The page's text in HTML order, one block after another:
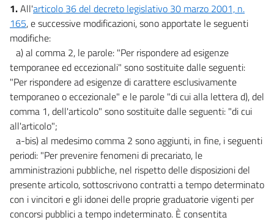
13
1.All'articolo 36 del decreto legislativo 30 marzo 2001, n.
165, e successive modificazioni, sono apportate le seguenti
modifiche:
a) al comma 2, le parole: "Per rispondere ad esigenze
temporanee ed eccezionali" sono sostituite dalle seguenti:
"Per rispondere ad esigenze di carattere esclusivamente
temporaneo o eccezionale" e le parole "di cui alla lettera d), del
comma 1, dell'articolo" sono sostituite dalle seguenti: "di cui
all'articolo";
a-bis) al medesimo comma 2 sono aggiunti, in fine, i seguenti
periodi: "Per prevenire fenomeni di precariato, le
amministrazioni pubbliche, nel rispetto delle disposizioni del
presente articolo, sottoscrivono contratti a tempo determinato
con i vincitori e gli idonei delle proprie graduatorie vigenti per
concorsi pubblici a tempo indeterminato. È consentita